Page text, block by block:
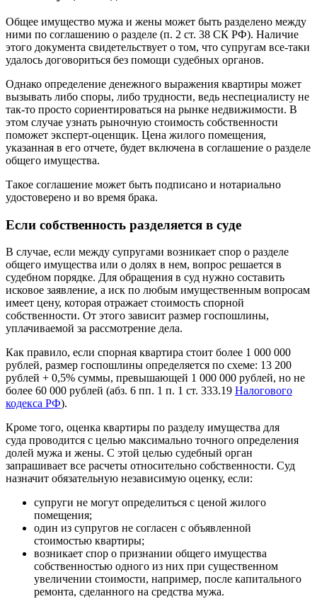
Общее имущество мужа и жены может быть разделено между
ними по соглашению о разделе (п. 2 ст. 38 СК РФ). Наличие
этого документа свидетельствует о том, что супругам все-таки
удалось договориться без помощи судебных органов.
Однако определение денежного выражения квартиры может
вызывать либо споры, либо трудности, ведь неспециалисту не
так-то просто сориентироваться на рынке недвижимости. В
этом случае узнать рыночную стоимость собственности
поможет эксперт-оценщик. Цена жилого помещения,
указанная в его отчете, будет включена в соглашение о разделе
общего имущества.
Такое соглашение может быть подписано и нотариально
удостоверено и во время брака.
Если собственность разделяется в суде
В случае, если между супругами возникает спор о разделе
общего имущества или о долях в нем, вопрос решается в
судебном порядке. Для обращения в суд нужно составить
исковое заявление, а иск по любым имущественным вопросам
имеет цену, которая отражает стоимость спорной
собственности. От этого зависит размер госпошлины,
уплачиваемой за рассмотрение дела.
Как правило, если спорная квартира стоит более 1 000 000
рублей, размер госпошлины определяется по схеме: 13 200
рублей + 0,5% суммы, превышающей 1 000 000 рублей, но не
более 60 000 рублей (абз. 6 пп. 1 п. 1 ст. 333.19 Налогового
кодекса РФ).
Кроме того, оценка квартиры по разделу имущества для
суда проводится с целью максимально точного определения
долей мужа и жены. С этой целью судебный орган
запрашивает все расчеты относительно собственности. Суд
назначит обязательную независимую оценку, если:
супруги не могут определиться с ценой жилого
помещения;
один из супругов не согласен с объявленной
стоимостью квартиры;
возникает спор о признании общего имущества
собственностью одного из них при существенном
увеличении стоимости, например, после капитального
ремонта, сделанного на средства мужа.